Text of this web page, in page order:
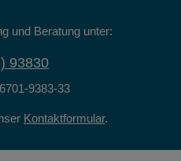
und Beratung unter:
93830
9383-33
Kontaktformular.